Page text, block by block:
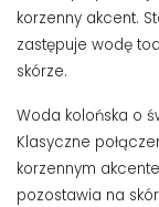
korzenny akcent.
zastępuje wodę
skórze.
Woda kolońska o
Klasyczne
korzennym
pozostawia na